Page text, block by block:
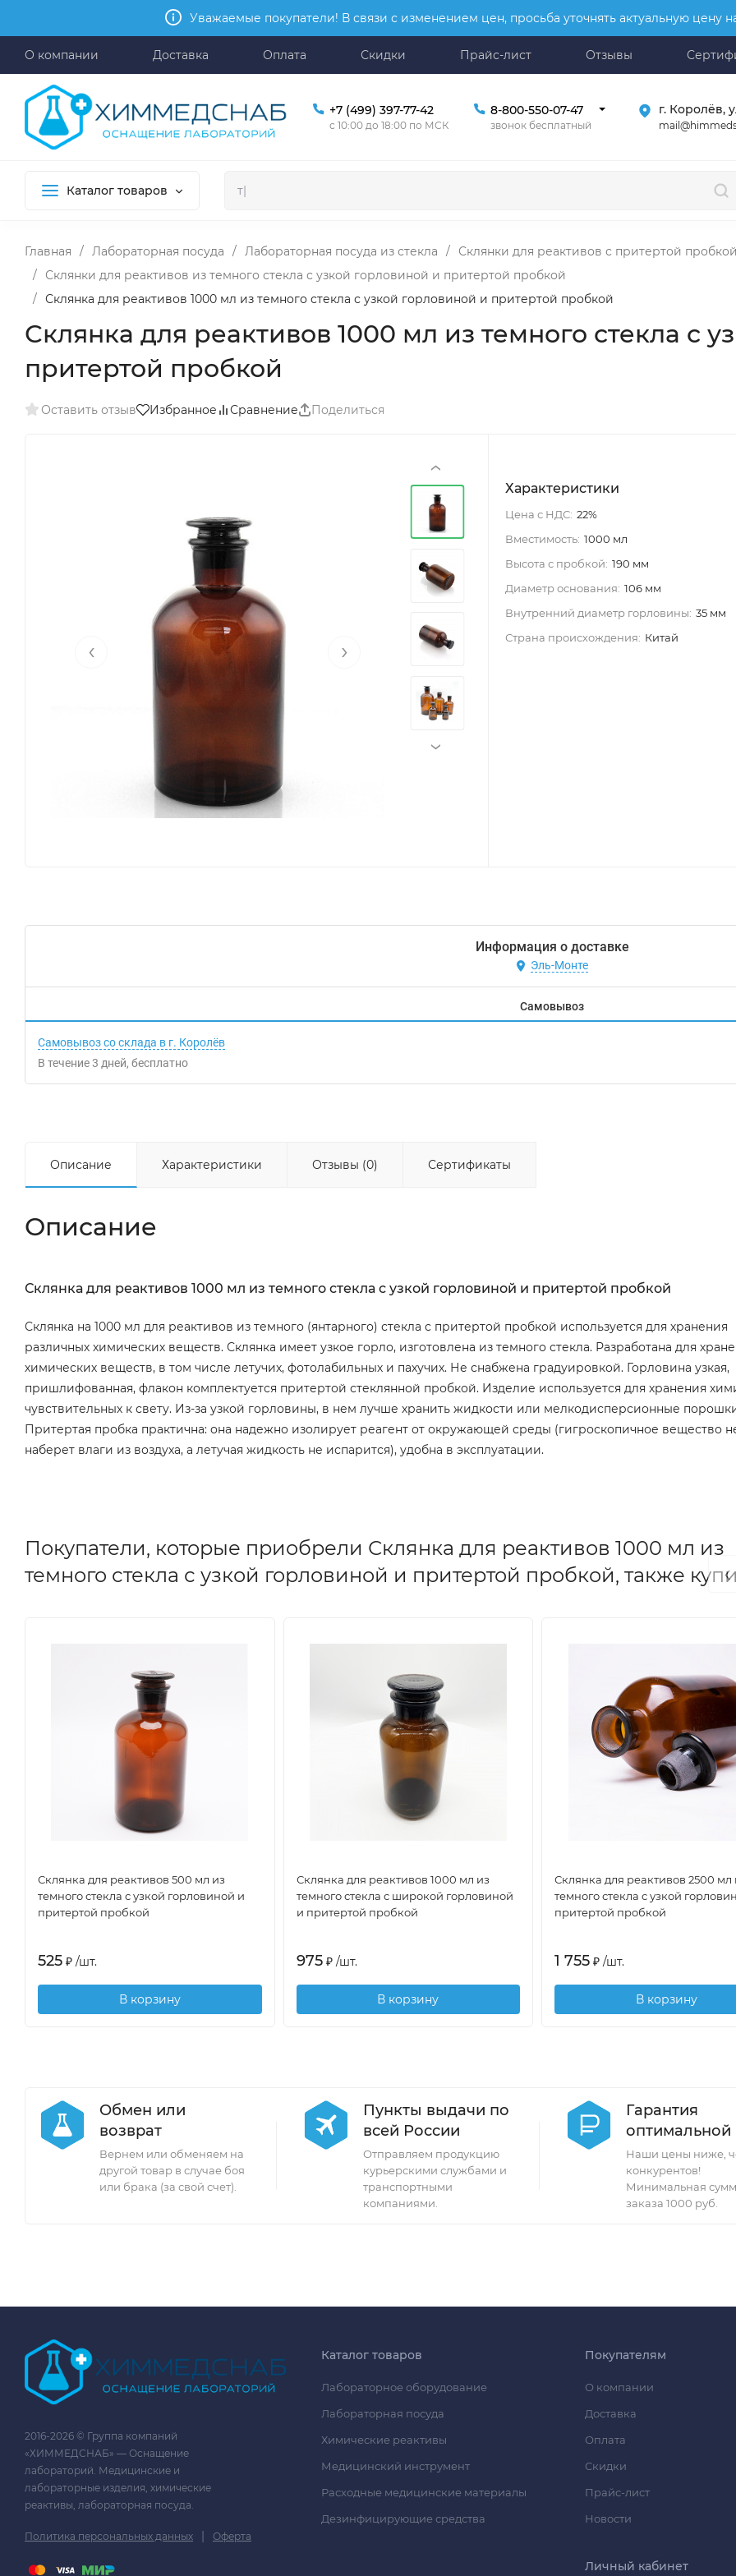
Уважаемые покупатели! В связи с изменением цен, просьба уточнять актуальную цену
О компании Доставка Оплата Скидки Прайс-лист Отзывы
+7 (499) 397-77-42
с 10:00 до 18:00 по МСК
8-800-550-07-47
звонок бесплатный
г. Королёв,
Каталог товаров
Главная / Лабораторная посуда / Лабораторная посуда из стекла /
Склянки для реактивов с притертой пробкой
/
Склянки для реактивов из темного стекла с узкой горловиной и притертой пробкой
/ Склянка для реактивов 1000 мл из темного стекла с узкой горловиной и притертой пробкой
Склянка для реактивов 1000 мл из темного стекла с
притертой пробкой
Оставить отзыв Избранное Сравнение Поделиться
‹ ›
‹
›
Характеристики
Цена с НДС: 22%
Вместимость: 1000 мл
Высота с пробкой: 190 мм
Диаметр основания: 106 мм
Внутренний диаметр горловины: 35 мм
Страна происхождения: Китай
Информация о доставке
Эль-Монте
Самовывоз
Самовывоз со склада в г. Королёв
В течение3 дней Бесплатно
Описание Характеристики Отзывы (0) Сертификаты
Описание
Склянка для реактивов 1000 мл из темного стекла с узкой горловиной и притертой пробкой
Склянка на 1000 мл для реактивов из темного (янтарного) стекла с притертой пробкой используется для хранения
различных химических веществ. Склянка имеет узкое горло, изготовлена из темного стекла. Разработана для
химических веществ, в том числе летучих, фотолабильных и пахучих. Не снабжена градуировкой. Горловина узкая,
пришлифованная, флакон комплектуется притертой стеклянной пробкой. Изделие используется для хранения
чувствительных к свету. Из-за узкой горловины, в нем лучше хранить жидкости или мелкодисперсионные
Притертая пробка практична: она надежно изолирует реагент от окружающей среды (гигроскопичное вещество
наберет влаги из воздуха, а летучая жидкость не испарится), удобна в эксплуатации.
Покупатели, которые приобрели Склянка для реактивов 1000 мл из
темного стекла с узкой горловиной и притертой пробкой, также
Склянка для реактивов 500 мл из
темного стекла с узкой горловиной и
притертой пробкой
525 ₽ /шт.
В корзину
Склянка для реактивов 1000 мл из
темного стекла с широкой горловиной
и притертой пробкой
975 ₽ /шт.
В корзину
Склянка для реактивов 2500 мл
темного стекла с узкой
притертой пробкой
1 755 ₽ /шт.
В корзину
‹
Обмен или
возврат
Вернем или обменяем на
другой товар в случае боя
или брака (за свой счет).
Пункты выдачи по
всей России
Отправляем продукцию
курьерскими службами и
транспортными
компаниями.
Гарантия
оптимальной
Наши цены ниже,
конкурентов!
Минимальная
заказа 1000 руб.
2016-2026 © Группа компаний
«ХИММЕДСНАБ» — Оснащение
лабораторий. Медицинские и
лабораторные изделия, химические
реактивы, лабораторная посуда.
Политика персональных данных | Оферта
Каталог товаров
Лабораторное оборудование
Лабораторная посуда
Химические реактивы
Медицинский инструмент
Расходные медицинские материалы
Дезинфицирующие средства
Покупателям
О компании
Доставка
Оплата
Скидки
Прайс-лист
Новости
Личный кабинет